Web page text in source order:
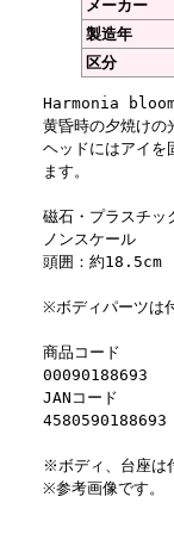
メーカー
製造年
区分
Harmonia bloom
黄昏時の夕焼けの
ヘッドにはアイを
ます。
磁石・プラスチ
ノンスケール
頭囲：約18.5cm
※ボディパーツは
商品コード
00090188693
JANコード
4580590188693
※ボディ、台座は
※参考画像です。